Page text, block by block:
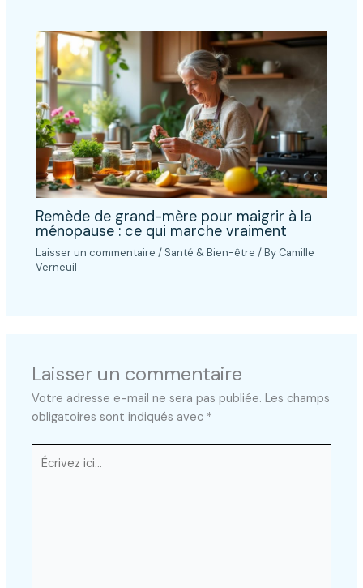
Remède de grand-mère pour maigrir à la
ménopause : ce qui marche vraiment
Laisser un commentaire / Santé & Bien-être / By Camille
Verneuil
Laisser un commentaire
Votre adresse e-mail ne sera pas publiée. Les champs
obligatoires sont indiqués avec *
Écrivez
ici…